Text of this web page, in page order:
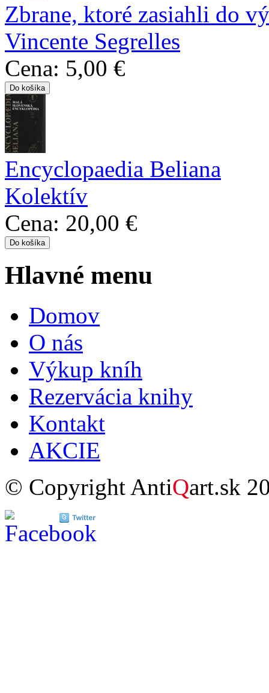
Zbrane, ktoré zasiahli do
Vincente Segrelles
Cena: 5,00 €
Encyclopaedia Beliana
Kolektív
Cena: 20,00 €
Hlavné menu
Domov
O nás
Výkup kníh
Rezervácia knihy
Kontakt
AKCIE
© Copyright AntiQart.sk